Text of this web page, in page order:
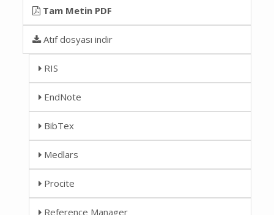
Tam Metin PDF
Atıf dosyası indir
RIS
EndNote
BibTex
Medlars
Procite
Reference Manager